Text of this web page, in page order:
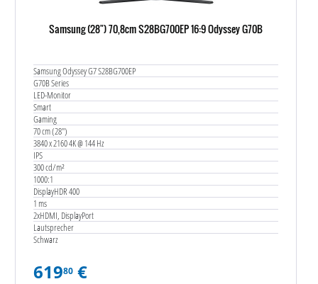
Samsung (28") 70,8cm S28BG700EP 16:9 Odyssey G70B
Samsung Odyssey G7 S28BG700EP
G70B Series
LED-Monitor
Smart
Gaming
70 cm (28")
3840 x 2160 4K @ 144 Hz
IPS
300 cd/m²
1000:1
DisplayHDR 400
1 ms
2xHDMI, DisplayPort
Lautsprecher
Schwarz
61980 €